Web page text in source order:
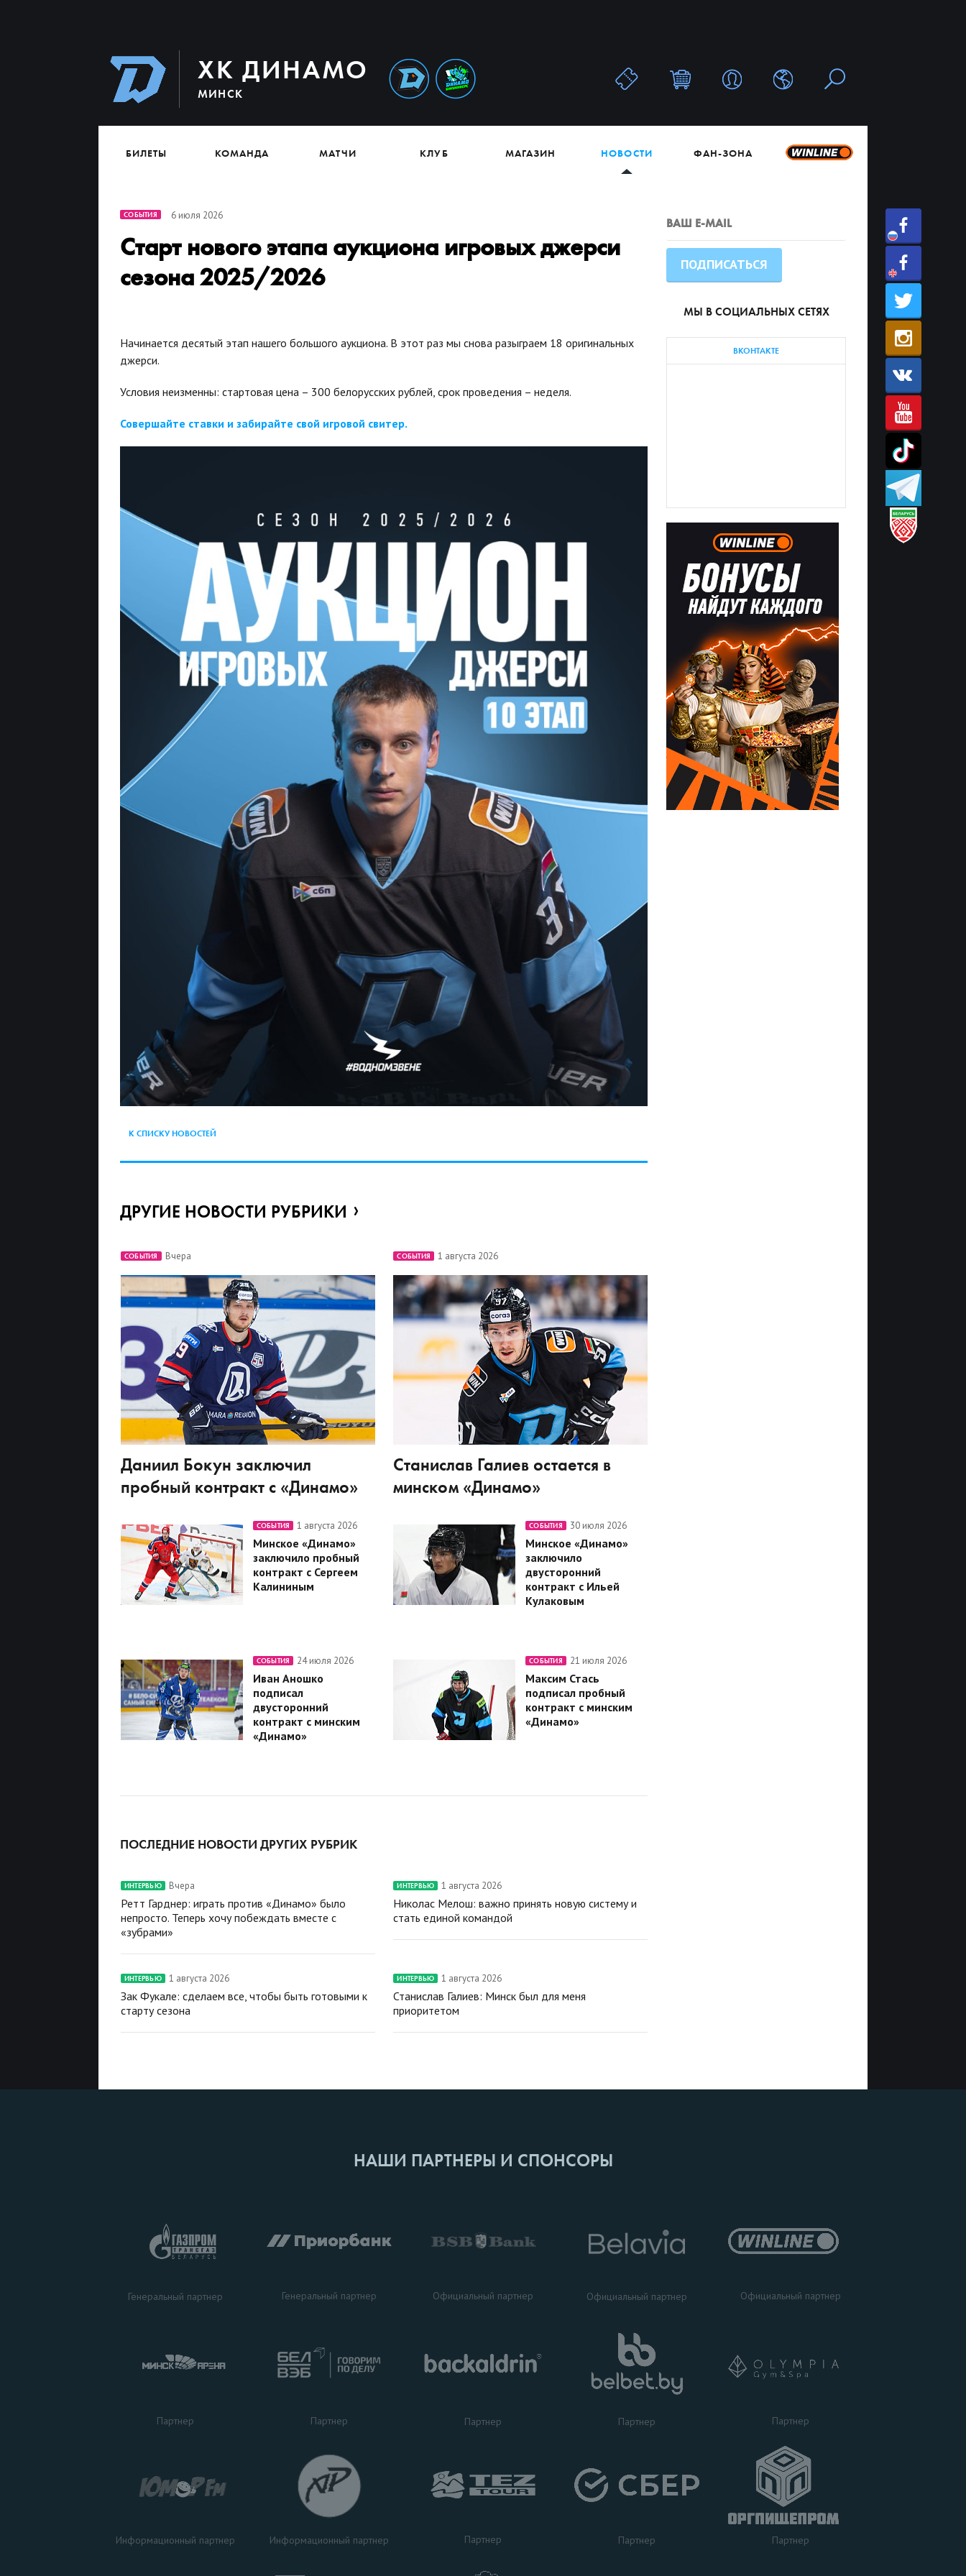
ХК ДИНАМО
МИНСК
БИЛЕТЫ КОМАНДА МАТЧИ КЛУБ МАГАЗИН НОВОСТИ ФАН-ЗОНА
МЫ В СОЦИАЛЬНЫХ СЕТЯХ
ВКОНТАКТЕ
СОБЫТИЯ 6 июля 2026
Старт нового этапа аукциона игровых джерси
сезона 2025/2026
Начинается десятый этап нашего большого аукциона. В этот раз мы снова разыграем 18 оригинальных
джерси.
Условия неизменны: стартовая цена – 300 белорусских рублей, срок проведения – неделя.
Совершайте ставки и забирайте свой игровой свитер.
К СПИСКУ НОВОСТЕЙ
ДРУГИЕ НОВОСТИ РУБРИКИ
СОБЫТИЯ Вчера
Даниил Бокун заключил
пробный контракт с «Динамо»
СОБЫТИЯ 1 августа 2026
Станислав Галиев остается в
минском «Динамо»
СОБЫТИЯ 1 августа 2026
Минское «Динамо»
заключило пробный
контракт с Сергеем
Калининым
СОБЫТИЯ 30 июля 2026
Минское «Динамо»
заключило
двусторонний
контракт с Ильей
Кулаковым
СОБЫТИЯ 24 июля 2026
Иван Аношко
подписал
двусторонний
контракт с минским
«Динамо»
СОБЫТИЯ 21 июля 2026
Максим Стась
подписал пробный
контракт с минским
«Динамо»
ПОСЛЕДНИЕ НОВОСТИ ДРУГИХ РУБРИК
ИНТЕРВЬЮ Вчера
Ретт Гарднер: играть против «Динамо» было
непросто. Теперь хочу побеждать вместе с
«зубрами»
ИНТЕРВЬЮ 1 августа 2026
Николас Мелош: важно принять новую систему и
стать единой командой
ИНТЕРВЬЮ 1 августа 2026
Зак Фукале: сделаем все, чтобы быть готовыми к
старту сезона
ИНТЕРВЬЮ 1 августа 2026
Станислав Галиев: Минск был для меня
приоритетом
НАШИ ПАРТНЕРЫ И СПОНСОРЫ
Генеральный партнер Генеральный партнер Официальный партнер Официальный партнер Официальный партнер
Партнер Партнер Партнер Партнер Партнер
Информационный партнер Информационный партнер Партнер Партнер Партнер